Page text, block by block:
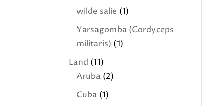
wilde salie (1)
Yarsagomba (Cordyceps
militaris) (1)
Land (11)
Aruba (2)
Cuba (1)